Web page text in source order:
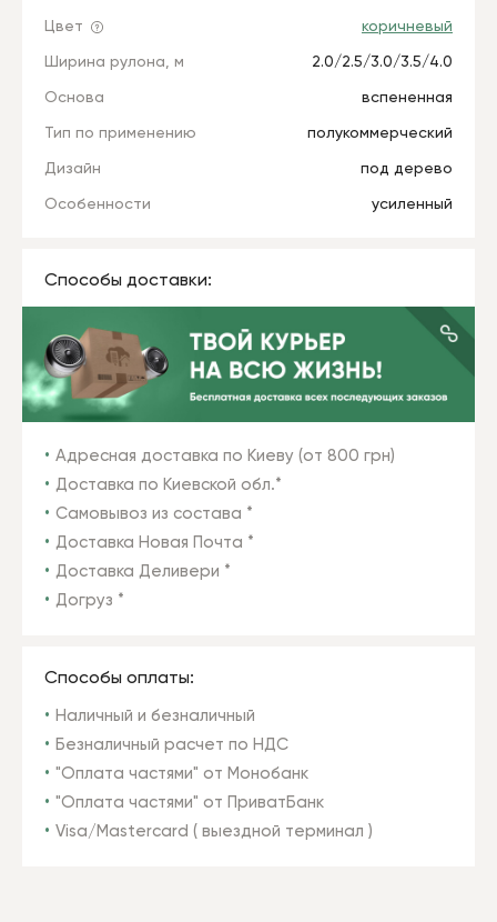
Цвет коричневый
Ширина рулона, м 2.0/2.5/3.0/3.5/4.0
Основа вспененная
Тип по применению полукоммерческий
Дизайн под дерево
Особенности усиленный
Способы доставки:
Адресная доставка по Киеву (от 800 грн)
Доставка по Киевской обл.*
Самовывоз из состава *
Доставка Новая Почта *
Доставка Деливери *
Догруз *
Способы оплаты:
Наличный и безналичный
Безналичный расчет по НДС
"Оплата частями" от Монобанк
"Оплата частями" от ПриватБанк
Visa/Mastercard ( выездной терминал )